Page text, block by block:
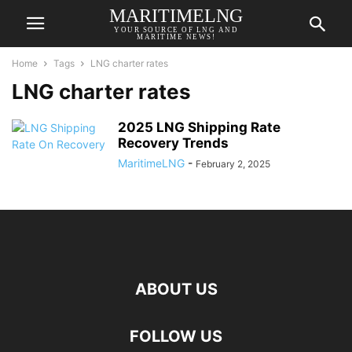
MARITIMELNG
YOUR SOURCE OF LNG AND
MARITIME NEWS!
Home Tags LNG charter rates
LNG charter rates
2025 LNG Shipping Rate
Recovery Trends
MaritimeLNG - February 2, 2025
ABOUT US
FOLLOW US